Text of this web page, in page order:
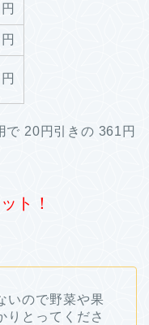
で 20円引きの 361円
ト！
いので野菜や果
りとってくださ